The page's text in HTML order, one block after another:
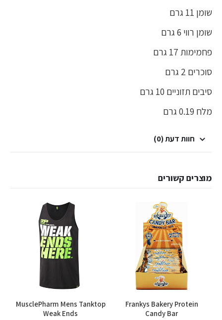
שומן 11 גרם
שומן רווי 6 גרם
פחמימות 17 גרם
סוכרים 2 גרם
סיבים תזוניים 10 גרם
מלח 0.19 גרם
חוות דעת (0)
מוצרים קשורים
Frankys Bakery Protein
Candy Bar
MusclePharm Mens Tanktop
Weak Ends